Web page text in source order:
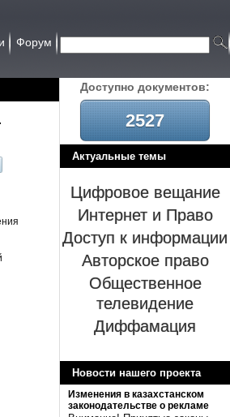
Форум
Доcтупно документов:
2527
Актуальные темы
Цифровое вещание
Интернет и Право
Доступ к информации
Авторское право
Общественное
телевидение
Диффамация
Новости нашего проекта
Изменения в казахстанском
законодательстве о рекламе